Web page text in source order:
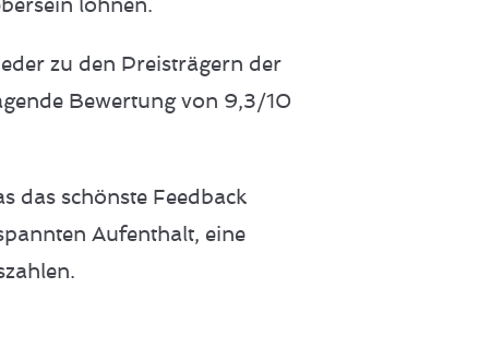
lohnen.
zu den Preisträgern der
Bewertung von 9,3/10
das schönste Feedback
Aufenthalt, eine